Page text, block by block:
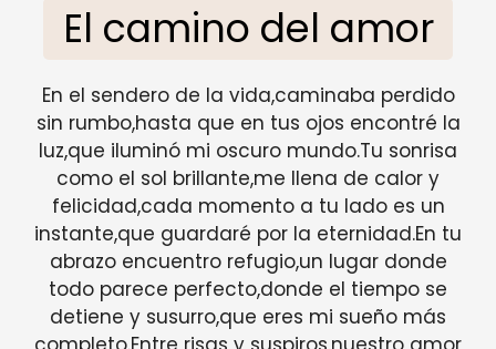
El camino del amor
En el sendero de la vida,caminaba perdido
sin rumbo,hasta que en tus ojos encontré la
luz,que iluminó mi oscuro mundo.Tu sonrisa
como el sol brillante,me llena de calor y
felicidad,cada momento a tu lado es un
instante,que guardaré por la eternidad.En tu
abrazo encuentro refugio,un lugar donde
todo parece perfecto,donde el tiempo se
detiene y susurro,que eres mi sueño más